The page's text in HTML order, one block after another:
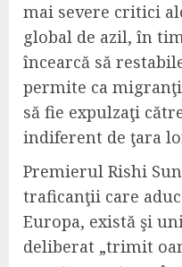
mai severe critici
global de azil, în
încearcă să
permite ca
să fie expulzaţi
indiferent de ţara
Premierul Rishi
traficanţii care
Europa, există şi
deliberat „trimit